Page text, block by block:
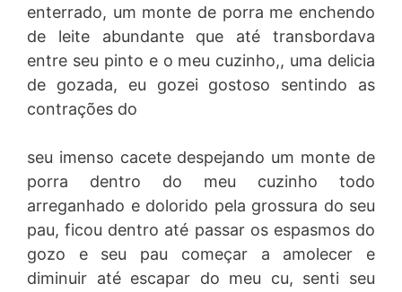
enterrado, um monte de porra me enchendo
de leite abundante que até transbordava
entre seu pinto e o meu cuzinho,, uma delicia
de gozada, eu gozei gostoso sentindo as
contrações do
seu imenso cacete despejando um monte de
porra dentro do meu cuzinho todo
arreganhado e dolorido pela grossura do seu
pau, ficou dentro até passar os espasmos do
gozo e seu pau começar a amolecer e
diminuir até escapar do meu cu, senti seu